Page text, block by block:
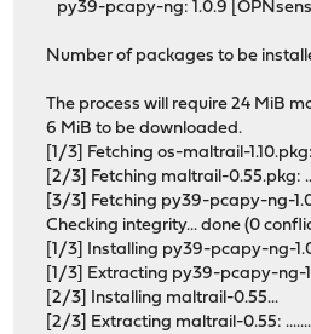
py39-pcapy-ng: 1.0.9
Number of packages to be
The process will require 24 MiB
6 MiB to be downloaded.
[1/3] Fetching os-maltrail-
[2/3] Fetching maltrail-0.55.pkg:
[3/3] Fetching py39-pcapy-ng-
Checking integrity... done (0
[1/3] Installing py39-pcapy-ng-
[1/3] Extracting py39-pcapy-ng-
[2/3] Installing maltrail-0.55...
[2/3] Extracting maltrail-0.55: